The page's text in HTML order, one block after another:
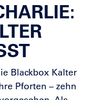
Blackbox Kalter
Pforten – zehn